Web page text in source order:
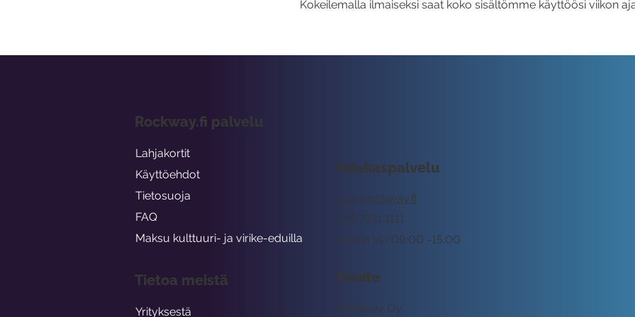
Kokeilemalla ilmaiseksi saat koko sisältömme käyttöösi viikon
Asiakaspalvelu
tuki@rockway.fi
Arkisin klo 09:00 -15:00
045 7731 1111
Osoite
Rockway Oy
Rockway.fi palvelu
Lahjakortit
Käyttöehdot
Tietosuoja
FAQ
Maksu kulttuuri- ja virike-eduilla
Tietoa meistä
Yrityksestä